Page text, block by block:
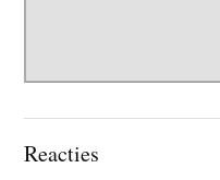
Lees
Reacties